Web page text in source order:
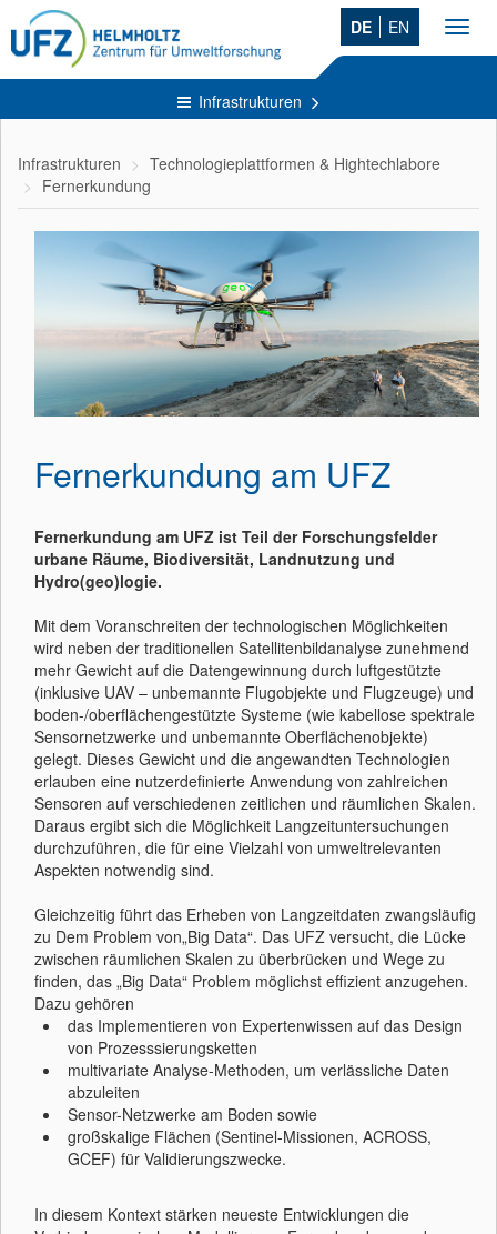
DE EN
Infrastrukturen
Infrastrukturen
Technologieplattformen & Hightechlabore
Fernerkundung
Fernerkundung am UFZ
Fernerkundung am UFZ ist Teil der Forschungsfelder
urbane Räume, Biodiversität, Landnutzung und
Hydro(geo)logie.
Mit dem Voranschreiten der technologischen Möglichkeiten
wird neben der traditionellen Satellitenbildanalyse zunehmend
mehr Gewicht auf die Datengewinnung durch luftgestützte
(inklusive UAV – unbemannte Flugobjekte und Flugzeuge) und
boden-/oberflächengestützte Systeme (wie kabellose spektrale
Sensornetzwerke und unbemannte Oberflächenobjekte)
gelegt. Dieses Gewicht und die angewandten Technologien
erlauben eine nutzerdefinierte Anwendung von zahlreichen
Sensoren auf verschiedenen zeitlichen und räumlichen Skalen.
Daraus ergibt sich die Möglichkeit Langzeituntersuchungen
durchzuführen, die für eine Vielzahl von umweltrelevanten
Aspekten notwendig sind.
Gleichzeitig führt das Erheben von Langzeitdaten zwangsläufig
zu Dem Problem von„Big Data“. Das UFZ versucht, die Lücke
zwischen räumlichen Skalen zu überbrücken und Wege zu
finden, das „Big Data“ Problem möglichst effizient anzugehen.
Dazu gehören
das Implementieren von Expertenwissen auf das Design
von Prozesssierungsketten
multivariate Analyse-Methoden, um verlässliche Daten
abzuleiten
Sensor-Netzwerke am Boden sowie
großskalige Flächen (Sentinel-Missionen, ACROSS,
GCEF) für Validierungszwecke.
In diesem Kontext stärken neueste Entwicklungen die